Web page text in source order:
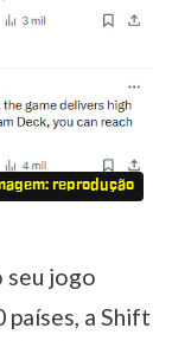
reprodução
seu jogo
países, a Shift